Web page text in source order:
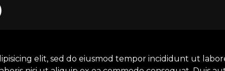
elit, sed do eiusmod tempor incididunt ut